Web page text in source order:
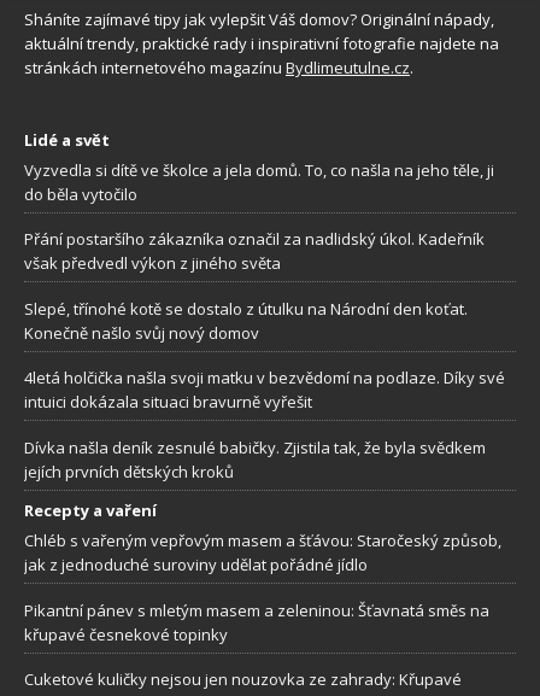
Sháníte zajímavé tipy jak vylepšit Váš domov? Originální nápady,
aktuální trendy, praktické rady i inspirativní fotografie najdete na
stránkách internetového magazínu Bydlimeutulne.cz.
Lidé a svět
Vyzvedla si dítě ve školce a jela domů. To, co našla na jeho těle, ji
do běla vytočilo
Přání postaršího zákazníka označil za nadlidský úkol. Kadeřník
však předvedl výkon z jiného světa
Slepé, třínohé kotě se dostalo z útulku na Národní den koťat.
Konečně našlo svůj nový domov
4letá holčička našla svoji matku v bezvědomí na podlaze. Díky své
intuici dokázala situaci bravurně vyřešit
Dívka našla deník zesnulé babičky. Zjistila tak, že byla svědkem
jejích prvních dětských kroků
Recepty a vaření
Chléb s vařeným vepřovým masem a šťávou: Staročeský způsob,
jak z jednoduché suroviny udělat pořádné jídlo
Pikantní pánev s mletým masem a zeleninou: Šťavnatá směs na
křupavé česnekové topinky
Cuketové kuličky nejsou jen nouzovka ze zahrady: Křupavé